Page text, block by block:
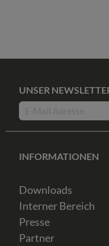
UNSER
INFORMATIONEN
Downloads
Interner Bereich
Presse
Partner